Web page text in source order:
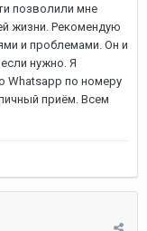
позволили мне
жизни. Рекомендую
и проблемами. Он и
нужно. Я
Whatsapp по номеру
приём. Всем